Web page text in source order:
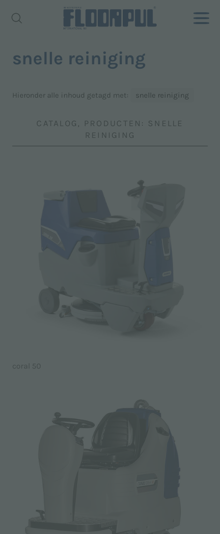
snelle reiniging
Hieronder alle inhoud getagd met: snelle reiniging
CATALOG, PRODUCTEN: SNELLE
REINIGING
coral 50